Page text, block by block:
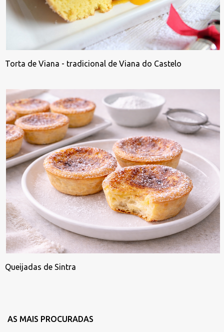
Torta de Viana - tradicional de Viana do Castelo
Queijadas de Sintra
AS MAIS PROCURADAS